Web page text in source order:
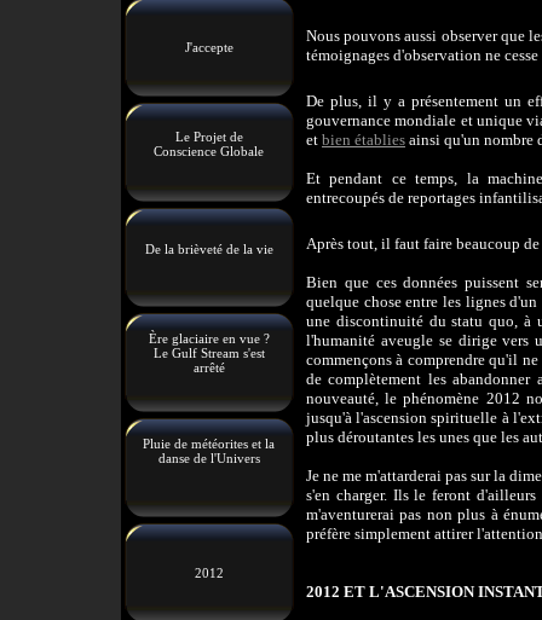
J'accepte
Le Projet de
Conscience Globale
De la brièveté de la vie
Ère glaciaire en vue ?
Le Gulf Stream s'est
arrêté
Pluie de météorites et la
danse de l'Univers
2012
Nous pouvons aussi observer que
témoignages d'observation ne cesse
De plus, il y a présentement un
gouvernance mondiale et unique
et bien établies ainsi qu'un nombre
Et pendant ce temps, la
entrecoupés de reportages
Après tout, il faut faire beaucoup
Bien que ces données puissent
quelque chose entre les lignes
une discontinuité du statu quo, à
l'humanité aveugle se dirige vers
commençons à comprendre qu'il
de complètement les
nouveauté, le phénomène 2012
jusqu'à l'ascension spirituelle à
plus déroutantes les unes que les
Je ne me m'attarderai pas sur la
s'en charger. Ils le feront
m'aventurerai pas non plus à
préfère simplement attirer
2012 ET L'ASCENSION